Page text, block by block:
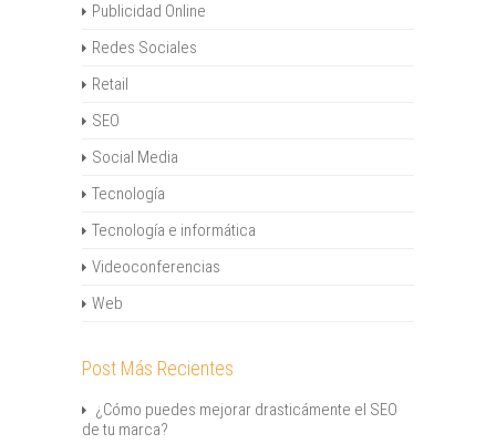
Publicidad Online
Redes Sociales
Retail
SEO
Social Media
Tecnología
Tecnología e informática
Videoconferencias
Web
Post Más Recientes
¿Cómo puedes mejorar drasticámente el SEO
de tu marca?